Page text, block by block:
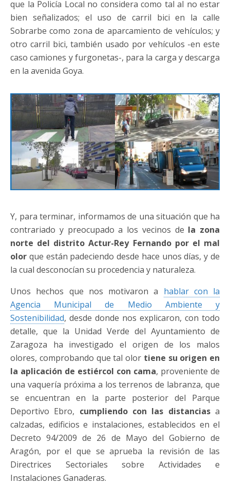
que la Policía Local no considera como tal al no estar
bien señalizados; el uso de carril bici en la calle
Sobrarbe como zona de aparcamiento de vehículos; y
otro carril bici, también usado por vehículos -en este
caso camiones y furgonetas-, para la carga y descarga
en la avenida Goya.
Y, para terminar, informamos de una situación que ha
contrariado y preocupado a los vecinos de la zona
norte del distrito Actur-Rey Fernando por el mal
olor que están padeciendo desde hace unos días, y de
la cual desconocían su procedencia y naturaleza.
Unos hechos que nos motivaron a hablar con la
Agencia Municipal de Medio Ambiente y
Sostenibilidad, desde donde nos explicaron, con todo
detalle, que la Unidad Verde del Ayuntamiento de
Zaragoza ha investigado el origen de los malos
olores, comprobando que tal olor tiene su origen en
la aplicación de estiércol con cama, proveniente de
una vaquería próxima a los terrenos de labranza, que
se encuentran en la parte posterior del Parque
Deportivo Ebro, cumpliendo con las distanciasa
calzadas, edificios e instalaciones, establecidos en el
Decreto 94/2009 de 26 de Mayo del Gobierno de
Aragón, por el que se aprueba la revisión de las
Directrices Sectoriales sobre Actividades e
Instalaciones Ganaderas.